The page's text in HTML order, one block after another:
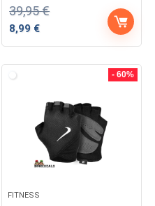
39,95€
Ursprünglicher
8,99 €Aktueller
- 60%
FITNESS